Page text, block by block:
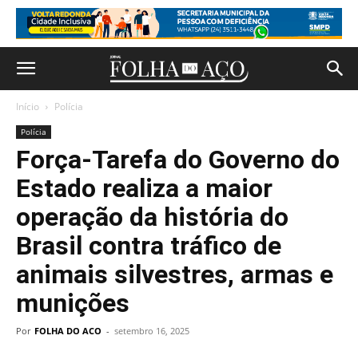
Início Polícia
Polícia
Força-Tarefa do Governo do
Estado realiza a maior
operação da história do
Brasil contra tráfico de
animais silvestres, armas e
munições
Por FOLHA DO ACO - setembro 16, 2025